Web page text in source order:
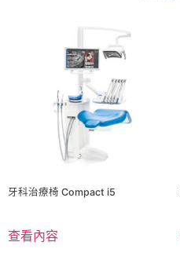
牙科治療椅 Compact i5
查看內容